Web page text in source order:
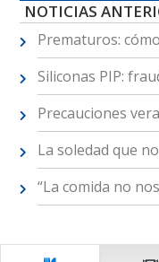
NOTICIAS
Prematuros:
Siliconas PIP:
Precauciones
La soledad que
“La comida no